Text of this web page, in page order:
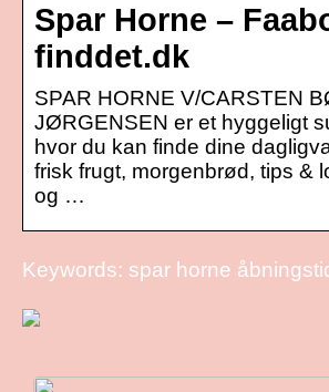
Spar Horne –
finddet.dk
SPAR HORNE V/CARSTEN
JØRGENSEN er et hyggeligt
hvor du kan finde dine
frisk frugt, morgenbrød, tips &
og …
Keywords: spar horne